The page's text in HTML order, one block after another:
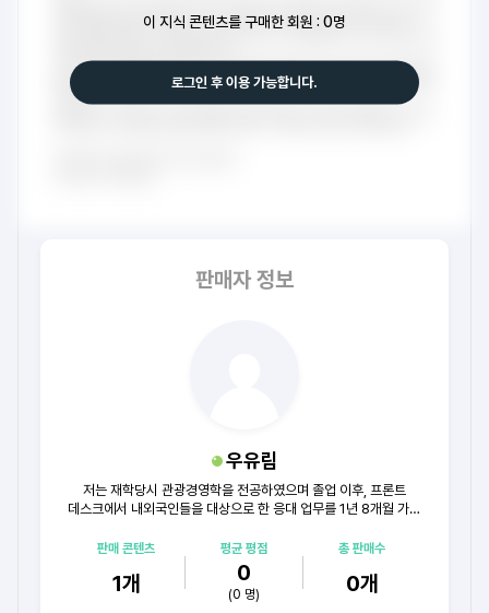
판매자 정보
우유림
저는 재학당시 관광경영학을 전공하였으며 졸업 이후, 프론트
데스크에서 내외국인들을 대상으로 한 응대 업무를 1년 8개월 가량
기업 및 개인 행사 예약을 받아 진행했습니다.
판매 콘텐츠
1개
평균 평점
0
(0 명)
총 판매수
0개
이 지식 콘텐츠를 구매한 회원 : 0명
로그인 후 이용 가능합니다.